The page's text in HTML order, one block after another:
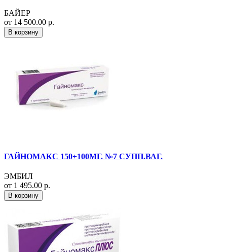
БАЙЕР
от 14 500.00 р.
В корзину
ГАЙНОМАКС 150+100МГ. №7 СУПП.ВАГ.
ЭМБИЛ
от 1 495.00 р.
В корзину